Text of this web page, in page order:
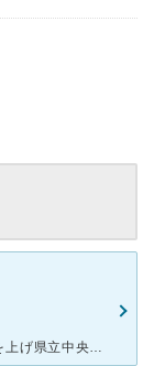
昨年10月、長年患っていた腎臓がとうとう悲鳴を上げ県立中央病院に緊急入院後、こちらの病院で人工透析でお世話になっております。 月に二回の胸部レントゲン、採血で管理をきちんと行っています。 ワタシは